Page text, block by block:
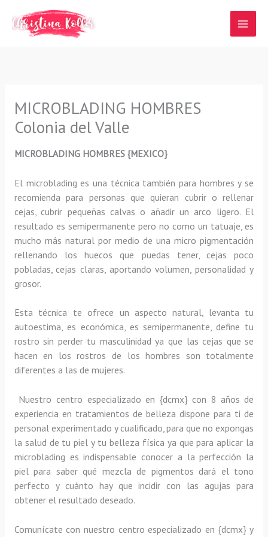
contenido
MICROBLADING HOMBRES
Colonia del Valle
MICROBLADING HOMBRES {MEXICO}
El microblading es una técnica también para hombres y se
recomienda para personas que quieran cubrir o rellenar
cejas, cubrir pequeñas calvas o añadir un arco ligero.El
resultado es semipermanente pero no como un tatuaje, es
mucho más natural por medio de una micro pigmentación
rellenando los huecos que puedas tener, cejas poco
pobladas, cejas claras, aportando volumen, personalidad y
grosor.
Esta técnica te ofrece un aspecto natural, levanta tu
autoestima, es económica, es semipermanente, define tu
rostro sin perder tu masculinidad ya que las cejas que se
hacen en los rostros de los hombres son totalmente
diferentes a las de mujeres.
Nuestro centro especializado en {dcmx} con 8 años de
experiencia en tratamientos de belleza dispone para ti de
personal experimentado y cualificado, para que no expongas
la salud de tu piel y tu belleza física ya que para aplicar la
microblading es indispensable conocer a la perfección la
piel para saber qué mezcla de pigmentos dará el tono
perfecto y cuánto hay que incidir con las agujas para
obtener el resultado deseado.
Comunícate con nuestro centro especializado en {dcmx} y